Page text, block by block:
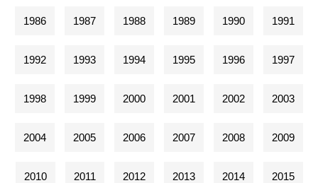
1986 1987 1988 1989 1990 1991
1992 1993 1994 1995 1996 1997
1998 1999 2000 2001 2002 2003
2004 2005 2006 2007 2008 2009
2010 2011 2012 2013 2014 2015